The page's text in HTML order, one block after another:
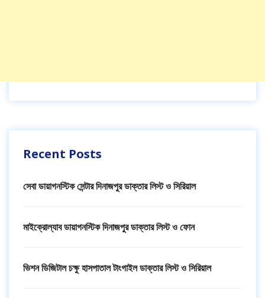
Recent Posts
সেবা ডায়াগনস্টিক সেন্টার দিনাজপুর ডাক্তার লিস্ট ও সিরিয়াল
মাইক্রোল্যাব ডায়াগনস্টিক দিনাজপুর ডাক্তার লিস্ট ও ফোন
ভিশন ডিজিটাল চক্ষু হাসপাতাল টাংগাইল ডাক্তার লিস্ট ও সিরিয়াল